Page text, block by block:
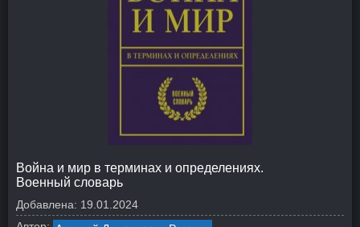
Война и мир в терминах и определениях.
Военный словарь
Добавлена: 19.01.2024